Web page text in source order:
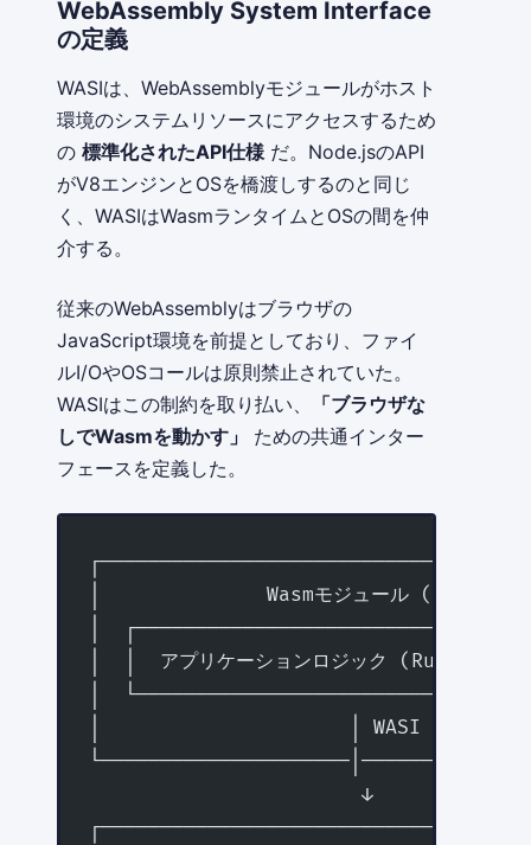
WebAssembly System Interface
の定義
WASIは、WebAssemblyモジュールがホスト
環境のシステムリソースにアクセスするため
の 標準化されたAPI仕様 だ。Node.jsのAPI
がV8エンジンとOSを橋渡しするのと同じ
く、WASIはWasmランタイムとOSの間を仲
介する。
従来のWebAssemblyはブラウザの
JavaScript環境を前提としており、ファイ
ルI/OやOSコールは原則禁止されていた。
WASIはこの制約を取り払い、
「ブラウザな
しでWasmを動かす」
ための共通インター
フェースを定義した。
│              Wasmモジュール
│
│  │  アプリケーションロジック (Rust/C/
│
│                     │ WASI API呼び
                       ↓